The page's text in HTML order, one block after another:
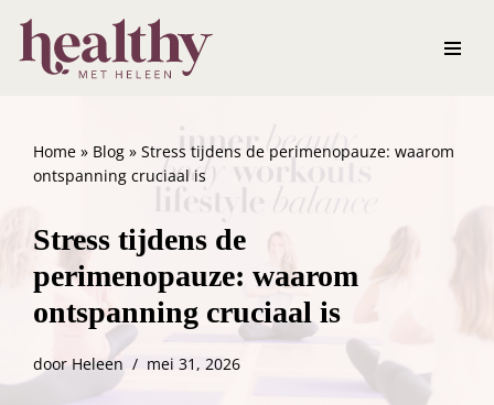
Ga
Home » Blog » Stress tijdens de perimenopauze: waarom
ontspanning cruciaal is
Stress tijdens de
perimenopauze: waarom
ontspanning cruciaal is
door Heleen mei 31, 2026